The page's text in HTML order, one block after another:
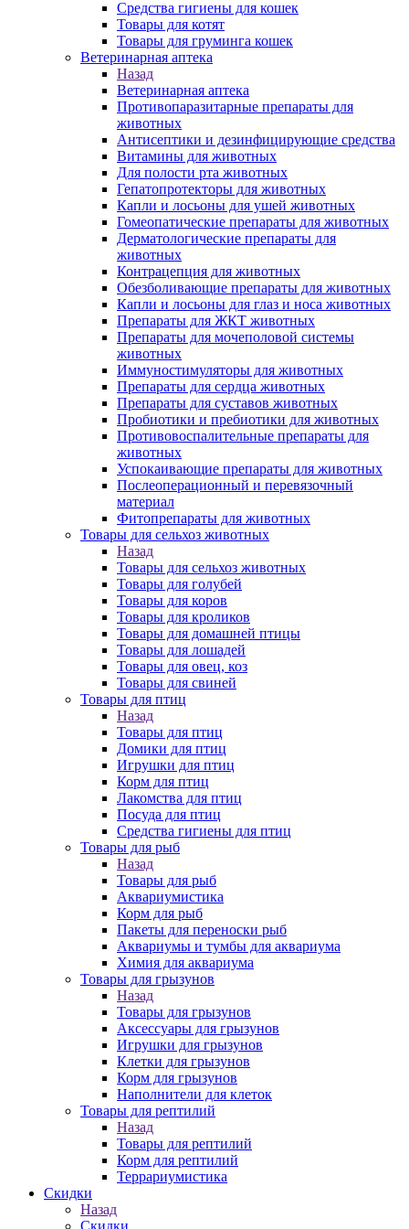
Средства гигиены для кошек
Товары для котят
Товары для груминга кошек
Ветеринарная аптека
Назад
Ветеринарная аптека
Противопаразитарные препараты для
животных
Антисептики и дезинфицирующие средства
Витамины для животных
Для полости рта животных
Гепатопротекторы для животных
Капли и лосьоны для ушей животных
Гомеопатические препараты для животных
Дерматологические препараты для
животных
Контрацепция для животных
Обезболивающие препараты для животных
Капли и лосьоны для глаз и носа животных
Препараты для ЖКТ животных
Препараты для мочеполовой системы
животных
Иммуностимуляторы для животных
Препараты для сердца животных
Препараты для суставов животных
Пробиотики и пребиотики для животных
Противовоспалительные препараты для
животных
Успокаивающие препараты для животных
Послеоперационный и перевязочный
материал
Фитопрепараты для животных
Товары для сельхоз животных
Назад
Товары для сельхоз животных
Товары для голубей
Товары для коров
Товары для кроликов
Товары для домашней птицы
Товары для лошадей
Товары для овец, коз
Товары для свиней
Товары для птиц
Назад
Товары для птиц
Домики для птиц
Игрушки для птиц
Корм для птиц
Лакомства для птиц
Посуда для птиц
Средства гигиены для птиц
Товары для рыб
Назад
Товары для рыб
Аквариумистика
Корм для рыб
Пакеты для переноски рыб
Аквариумы и тумбы для аквариума
Химия для аквариума
Товары для грызунов
Назад
Товары для грызунов
Аксессуары для грызунов
Игрушки для грызунов
Клетки для грызунов
Корм для грызунов
Наполнители для клеток
Товары для рептилий
Назад
Товары для рептилий
Корм для рептилий
Террариумистика
Скидки
Назад
Скидки